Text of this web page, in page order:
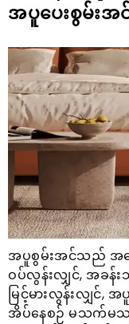
အပူပေးစွမ်း
အပူစွမ်းအင်သည် အခ
ဝပ်လွန်းလျှင်, အခန်
မြင့်မားလွန်းလျှင်,
အိပ်နေစဉ် မသက်မသ